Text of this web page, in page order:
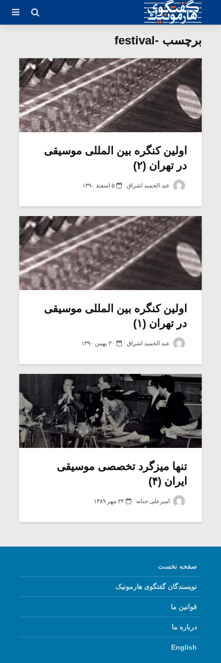
برچسب -festival
اولین کنگره‏ بین المللی موسیقی
در تهران (۲)
عبد الحمید اشراق ۵ اسفند ۱۳۹۰
اولین کنگره‏ بین المللی موسیقی
در تهران (۱)
عبد الحمید اشراق ۳۰ بهمن ۱۳۹۰
تنها میزگرد تخصصی موسیقی
ایران (۴)
امیرعلی حنانه ۲۴ مهر ۱۳۸۹
صفحه نخست
نویسندگان گفتگوی هارمونیک
قوانین ما
درباره ما
English
میکلوش روژا موریس ژار